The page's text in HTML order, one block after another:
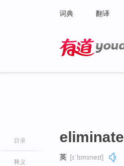
词典 翻译
目录
释义
eliminate
英 [ɪˈlɪmɪneɪt]